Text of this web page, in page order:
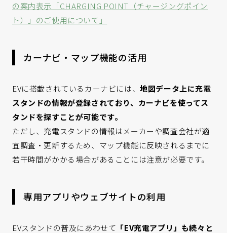
の案内表示「CHARGING POINT（チャージングポイン
ト）」のご使用について」
カーナビ・マップ機能の活用
EVに搭載されているカーナビには、地図データ上に充電
スタンドの情報が登録されており、カーナビを使ってス
タンドを探すことが可能です。
ただし、充電スタンドの情報はメーカーや調査会社が適
宜調査・更新するため、マップ機能に反映されるまでに
若干時間がかかる場合があることには注意が必要です。
専用アプリやウェブサイトの利用
EVスタンドの普及にあわせて 「EV充電アプリ」も続々と